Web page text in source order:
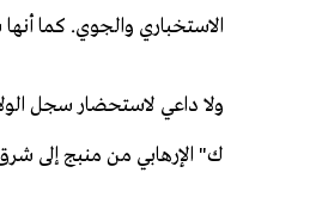
الاستخباري والجوي. كما
ولا داعي لاستحضار سجل
ك" الإرهابي من منبج إلى